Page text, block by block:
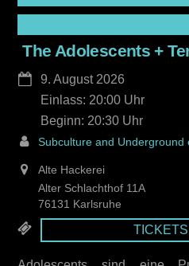
The Adolescents +
9. August 2026
20:30
Einlass: 20:00
Subculture and Underground
Alte Hackerei
Alter Schlachthof 11A
76131 Karlsruhe